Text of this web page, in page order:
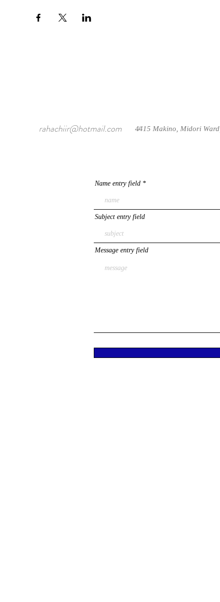
rahachiir@hotmail.com /
4415 Makino, Midori
Name entry field
Subject entry field
Message entry field